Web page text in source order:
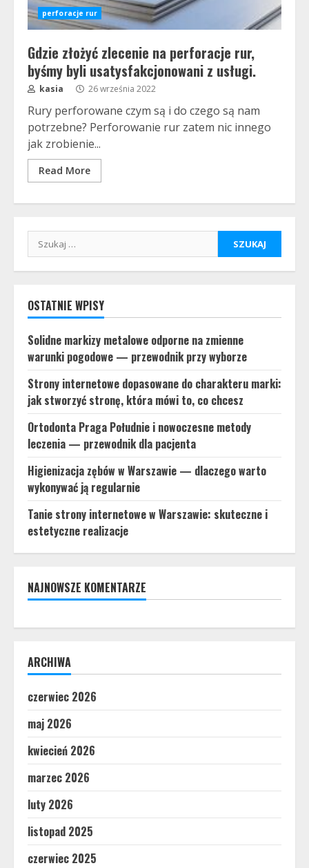
perforacje rur
Gdzie złożyć zlecenie na perforacje rur,
byśmy byli usatysfakcjonowani z usługi.
kasia 26 września 2022
Rury perforowane czym są i do czego są nam
potrzebne? Perforowanie rur zatem nic innego
jak zrobienie...
Read More
Szukaj:
OSTATNIE WPISY
Solidne markizy metalowe odporne na zmienne
warunki pogodowe — przewodnik przy wyborze
Strony internetowe dopasowane do charakteru marki:
jak stworzyć stronę, która mówi to, co chcesz
Ortodonta Praga Południe i nowoczesne metody
leczenia — przewodnik dla pacjenta
Higienizacja zębów w Warszawie — dlaczego warto
wykonywać ją regularnie
Tanie strony internetowe w Warszawie: skuteczne i
estetyczne realizacje
NAJNOWSZE KOMENTARZE
ARCHIWA
czerwiec 2026
maj 2026
kwiecień 2026
marzec 2026
luty 2026
listopad 2025
czerwiec 2025